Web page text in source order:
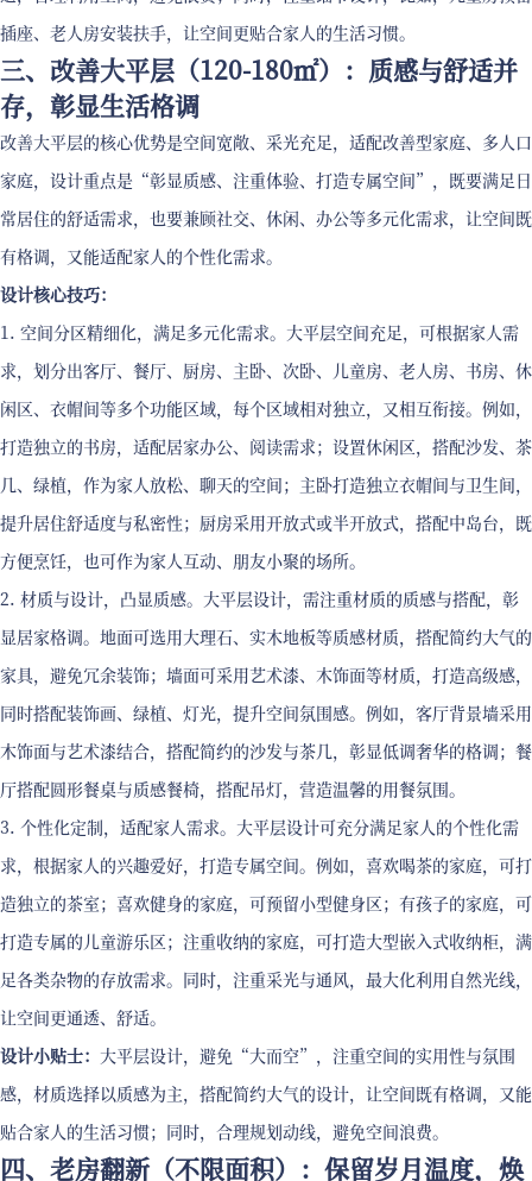
插座、老人房安装扶手，让空间更贴合家人的生活习惯。
三、改善大平层（120-180㎡）：质感与舒适并
存，彰显生活格调
改善大平层的核心优势是空间宽敞、采光充足，适配改善型家庭、多人口
家庭，设计重点是“彰显质感、注重体验、打造专属空间”，既要满足日
常居住的舒适需求，也要兼顾社交、休闲、办公等多元化需求，让空间既
有格调，又能适配家人的个性化需求。
设计核心技巧：
1. 空间分区精细化，满足多元化需求。大平层空间充足，可根据家人需
求，划分出客厅、餐厅、厨房、主卧、次卧、儿童房、老人房、书房、休
闲区、衣帽间等多个功能区域，每个区域相对独立，又相互衔接。例如，
打造独立的书房，适配居家办公、阅读需求；设置休闲区，搭配沙发、茶
几、绿植，作为家人放松、聊天的空间；主卧打造独立衣帽间与卫生间，
提升居住舒适度与私密性；厨房采用开放式或半开放式，搭配中岛台，既
方便烹饪，也可作为家人互动、朋友小聚的场所。
2. 材质与设计，凸显质感。大平层设计，需注重材质的质感与搭配，彰
显居家格调。地面可选用大理石、实木地板等质感材质，搭配简约大气的
家具，避免冗余装饰；墙面可采用艺术漆、木饰面等材质，打造高级感，
同时搭配装饰画、绿植、灯光，提升空间氛围感。例如，客厅背景墙采用
木饰面与艺术漆结合，搭配简约的沙发与茶几，彰显低调奢华的格调；餐
厅搭配圆形餐桌与质感餐椅，搭配吊灯，营造温馨的用餐氛围。
3. 个性化定制，适配家人需求。大平层设计可充分满足家人的个性化需
求，根据家人的兴趣爱好，打造专属空间。例如，喜欢喝茶的家庭，可打
造独立的茶室；喜欢健身的家庭，可预留小型健身区；有孩子的家庭，可
打造专属的儿童游乐区；注重收纳的家庭，可打造大型嵌入式收纳柜，满
足各类杂物的存放需求。同时，注重采光与通风，最大化利用自然光线，
让空间更通透、舒适。
设计小贴士： 大平层设计，避免“大而空”，注重空间的实用性与氛围
感，材质选择以质感为主，搭配简约大气的设计，让空间既有格调，又能
贴合家人的生活习惯；同时，合理规划动线，避免空间浪费。
四、老房翻新（不限面积）：保留岁月温度，焕